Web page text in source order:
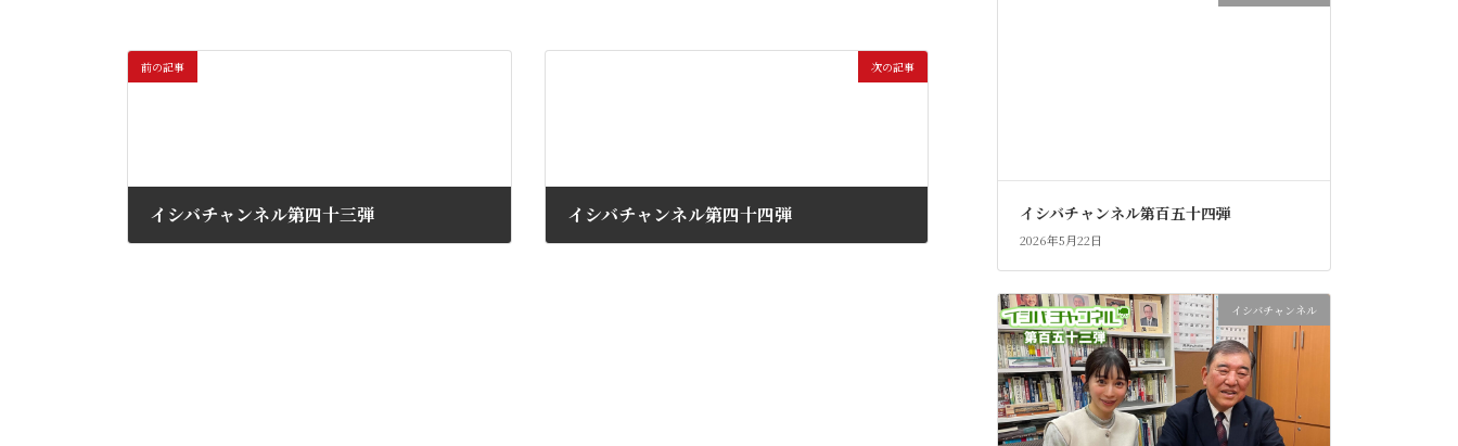
前の記事
イシバチャンネル第四十三弾
次の記事
イシバチャンネル第四十四弾 イシバチャンネル第百五十四弾
2026年5月22日
イシバチャンネル